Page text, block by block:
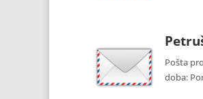
Pošta
doba: